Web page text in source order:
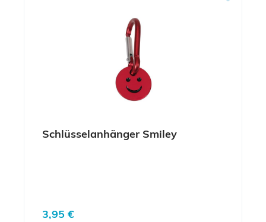
Schlüsselanhänger Smiley
Regulärer Preis:
3,95 €